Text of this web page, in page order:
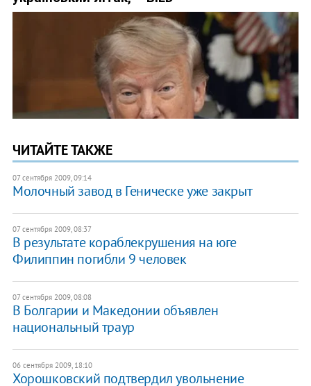
ЧИТАЙТЕ ТАКЖЕ
07 сентября 2009, 09:14
Молочный завод в Геническе уже закрыт
07 сентября 2009, 08:37
В результате кораблекрушения на юге
Филиппин погибли 9 человек
07 сентября 2009, 08:08
В Болгарии и Македонии объявлен
национальный траур
06 сентября 2009, 18:10
Хорошковский подтвердил увольнение